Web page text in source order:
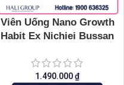
Viên Uống Nano Growth
Habit Ex Nichiei Bussan
Chiều Cao Cho Trẻ
1.490.000₫